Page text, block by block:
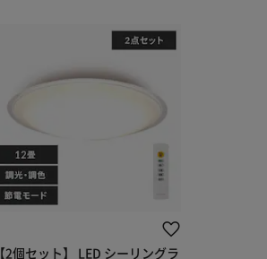
【2個セット】 LED シーリングラ